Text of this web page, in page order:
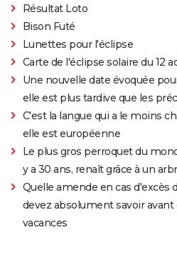
Résultat Loto
Bison Futé
Lunettes pour l'éclipse
Carte de l'éclipse solaire du 12
Une nouvelle date évoquée
elle est plus tardive que les
C'est la langue qui a le moins
elle est européenne
Le plus gros perroquet du
y a 30 ans, renaît grâce à un
Quelle amende en cas d'excès
devez absolument savoir
vacances